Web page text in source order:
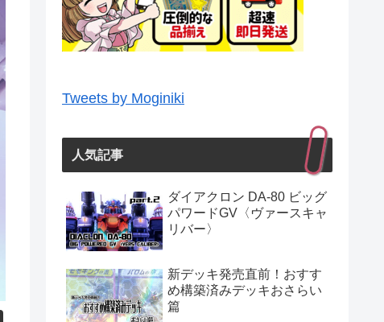
Tweets by Moginiki
人気記事
ダイアクロン DA-80 ビッグ
パワードGV〈ヴァースキャ
リバー〉
新デッキ発売直前！おすす
め構築済みデッキおさらい
篇